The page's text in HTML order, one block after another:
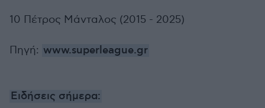
10 Πέτρος Μάνταλος (2015 - 2025)
Πηγή: www.superleague.gr
Ειδήσεις σήμερα: